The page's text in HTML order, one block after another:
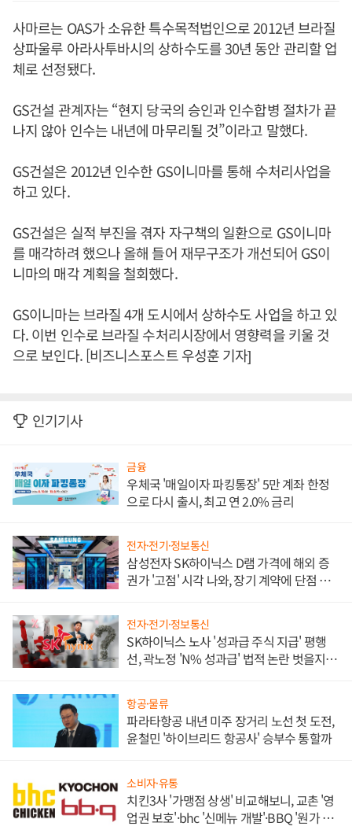
사마르는 OAS가 소유한 특수목적법인으로 2012년 브라질
상파울루 아라사투바시의 상하수도를 30년 동안 관리할 업
체로 선정됐다.
GS건설 관계자는 “현지 당국의 승인과 인수합병 절차가 끝
나지 않아 인수는 내년에 마무리될 것”이라고 말했다.
GS건설은 2012년 인수한 GS이니마를 통해 수처리사업을
하고 있다.
GS건설은 실적 부진을 겪자 자구책의 일환으로 GS이니마
를 매각하려 했으나 올해 들어 재무구조가 개선되어 GS이
니마의 매각 계획을 철회했다.
GS이니마는 브라질 4개 도시에서 상하수도 사업을 하고 있
다. 이번 인수로 브라질 수처리시장에서 영향력을 키울 것
으로 보인다. [비즈니스포스트 우성훈 기자]
인기기사
금융
우체국 '매일이자 파킹통장' 5만 계좌 한정
으로 다시 출시, 최고 연 2.0% 금리
전자·전기·정보통신
삼성전자 SK하이닉스 D램 가격에 해외 증
권가 '고점' 시각 나와, 장기 계약에 단점 부
전자·전기·정보통신
SK하이닉스 노사 '성과급 주식 지급' 평행
선, 곽노정 'N% 성과급' 법적 논란 벗을지 주
항공·물류
파라타항공 내년 미주 장거리 노선 첫 도전,
윤철민 '하이브리드 항공사' 승부수 통할까
소비자·유통
치킨3사 '가맹점 상생' 비교해보니, 교촌 '영
업권 보호'·bhc '신메뉴 개발'·BBQ '원가 부